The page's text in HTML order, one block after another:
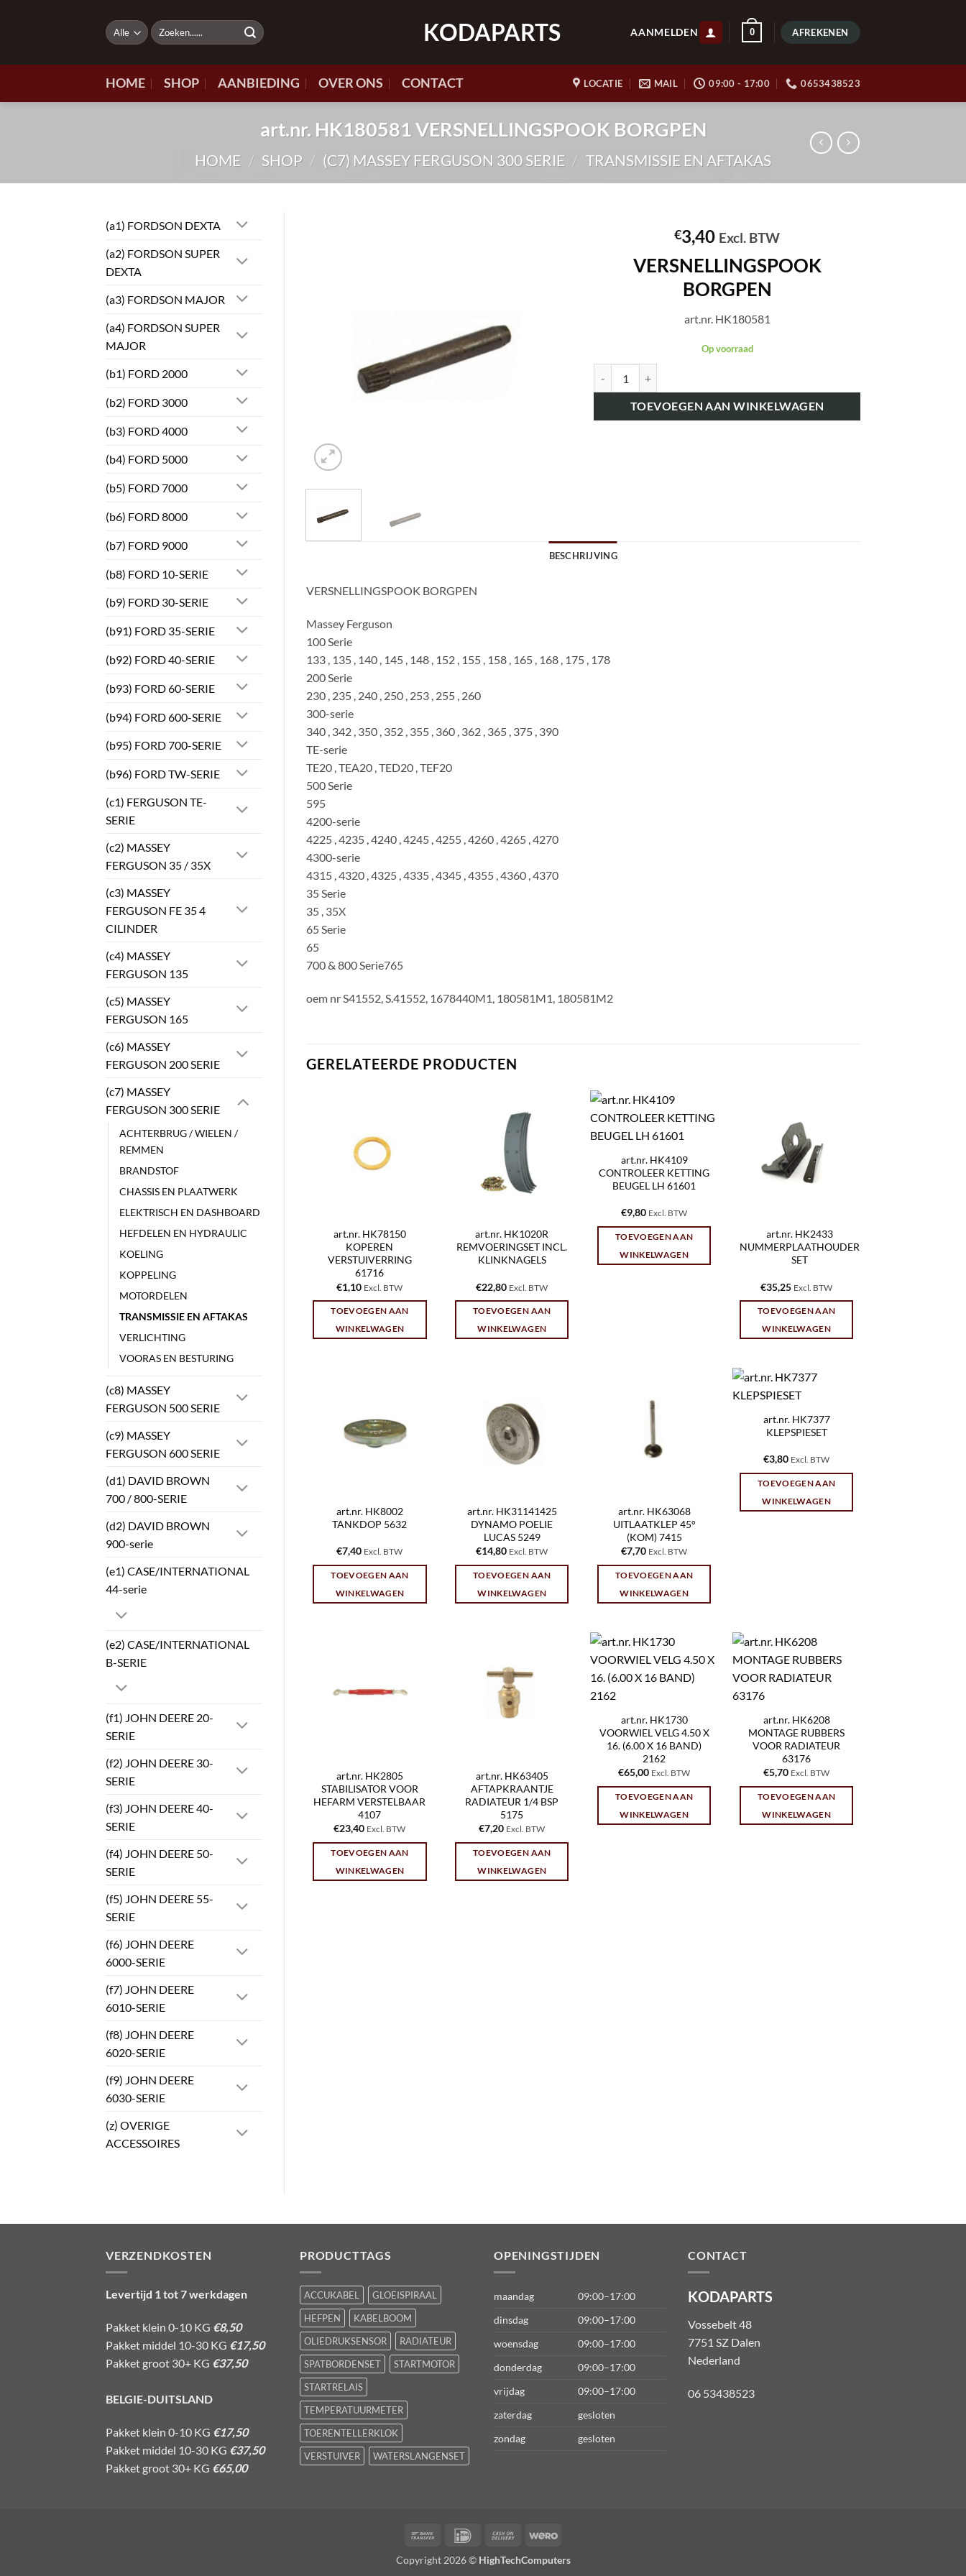
KODAPARTS
Zoeken
naar:
AANMELDEN 0 AFREKENEN
HOME SHOP AANBIEDING OVER ONS CONTACT LOCATIE MAIL 09:00 - 17:00 0653438523
art.nr. HK180581 VERSNELLINGSPOOK BORGPEN
HOME / SHOP / (C7) MASSEY FERGUSON 300 SERIE / TRANSMISSIE EN AFTAKAS
(a1) FORDSON DEXTA
(a2) FORDSON SUPER
DEXTA
(a3) FORDSON MAJOR
(a4) FORDSON SUPER
MAJOR
(b1) FORD 2000
(b2) FORD 3000
(b3) FORD 4000
(b4) FORD 5000
(b5) FORD 7000
(b6) FORD 8000
(b7) FORD 9000
(b8) FORD 10-SERIE
(b9) FORD 30-SERIE
(b91) FORD 35-SERIE
(b92) FORD 40-SERIE
(b93) FORD 60-SERIE
(b94) FORD 600-SERIE
(b95) FORD 700-SERIE
(b96) FORD TW-SERIE
(c1) FERGUSON TE-
SERIE
(c2) MASSEY
FERGUSON 35 / 35X
(c3) MASSEY
FERGUSON FE 35 4
CILINDER
(c4) MASSEY
FERGUSON 135
(c5) MASSEY
FERGUSON 165
(c6) MASSEY
FERGUSON 200 SERIE
(c7) MASSEY
FERGUSON 300 SERIE
ACHTERBRUG / WIELEN /
REMMEN
BRANDSTOF
CHASSIS EN PLAATWERK
ELEKTRISCH EN DASHBOARD
HEFDELEN EN HYDRAULIC
KOELING
KOPPELING
MOTORDELEN
TRANSMISSIE EN AFTAKAS
VERLICHTING
VOORAS EN BESTURING
(c8) MASSEY
FERGUSON 500 SERIE
(c9) MASSEY
FERGUSON 600 SERIE
(d1) DAVID BROWN
700 / 800-SERIE
(d2) DAVID BROWN
900-serie
(e1) CASE/INTERNATIONAL
44-serie
(e2) CASE/INTERNATIONAL
B-SERIE
(f1) JOHN DEERE 20-
SERIE
(f2) JOHN DEERE 30-
SERIE
(f3) JOHN DEERE 40-
SERIE
(f4) JOHN DEERE 50-
SERIE
(f5) JOHN DEERE 55-
SERIE
(f6) JOHN DEERE
6000-SERIE
(f7) JOHN DEERE
6010-SERIE
(f8) JOHN DEERE
6020-SERIE
(f9) JOHN DEERE
6030-SERIE
(z) OVERIGE
ACCESSOIRES
€3,40 Excl. BTW
VERSNELLINGSPOOK
BORGPEN
art.nr. HK180581
Op voorraad
TOEVOEGEN AAN WINKELWAGEN
BESCHRIJVING
VERSNELLINGSPOOK BORGPEN
Massey Ferguson
100 Serie
133 , 135 , 140 , 145 , 148 , 152 , 155 , 158 , 165 , 168 , 175 , 178
200 Serie
230 , 235 , 240 , 250 , 253 , 255 , 260
300-serie
340 , 342 , 350 , 352 , 355 , 360 , 362 , 365 , 375 , 390
TE-serie
TE20 , TEA20 , TED20 , TEF20
500 Serie
595
4200-serie
4225 , 4235 , 4240 , 4245 , 4255 , 4260 , 4265 , 4270
4300-serie
4315 , 4320 , 4325 , 4335 , 4345 , 4355 , 4360 , 4370
35 Serie
35 , 35X
65 Serie
65
700 & 800 Serie765
oem nr S41552, S.41552, 1678440M1, 180581M1, 180581M2
GERELATEERDE PRODUCTEN
art.nr. HK78150
KOPEREN
VERSTUIVERRING
61716
€1,10 Excl. BTW
TOEVOEGEN AAN
WINKELWAGEN
art.nr. HK1020R
REMVOERINGSET INCL.
KLINKNAGELS
€22,80 Excl. BTW
TOEVOEGEN AAN
WINKELWAGEN
art.nr. HK4109
CONTROLEER KETTING
BEUGEL LH 61601
€9,80 Excl. BTW
TOEVOEGEN AAN
WINKELWAGEN
art.nr. HK2433
NUMMERPLAATHOUDER
SET
€35,25 Excl. BTW
TOEVOEGEN AAN
WINKELWAGEN
art.nr. HK8002
TANKDOP 5632
€7,40 Excl. BTW
TOEVOEGEN AAN
WINKELWAGEN
art.nr. HK31141425
DYNAMO POELIE
LUCAS 5249
€14,80 Excl. BTW
TOEVOEGEN AAN
WINKELWAGEN
art.nr. HK63068
UITLAATKLEP 45°
(KOM) 7415
€7,70 Excl. BTW
TOEVOEGEN AAN
WINKELWAGEN
art.nr. HK7377
KLEPSPIESET
€3,80 Excl. BTW
TOEVOEGEN AAN
WINKELWAGEN
art.nr. HK2805
STABILISATOR VOOR
HEFARM VERSTELBAAR
4107
€23,40 Excl. BTW
TOEVOEGEN AAN
WINKELWAGEN
art.nr. HK63405
AFTAPKRAANTJE
RADIATEUR 1/4 BSP
5175
€7,20 Excl. BTW
TOEVOEGEN AAN
WINKELWAGEN
art.nr. HK1730
VOORWIEL VELG 4.50 X
16. (6.00 X 16 BAND)
2162
€65,00 Excl. BTW
TOEVOEGEN AAN
WINKELWAGEN
art.nr. HK6208
MONTAGE RUBBERS
VOOR RADIATEUR
63176
€5,70 Excl. BTW
TOEVOEGEN AAN
WINKELWAGEN
VERZENDKOSTEN
Levertijd 1 tot 7 werkdagen
Pakket klein 0-10 KG €8,50
Pakket middel 10-30 KG €17,50
Pakket groot 30+ KG €37,50
BELGIE-DUITSLAND
Pakket klein 0-10 KG €17,50
Pakket middel 10-30 KG €37,50
Pakket groot 30+ KG €65,00
PRODUCTTAGS
ACCUKABEL
GLOEISPIRAAL
HEFPEN
KABELBOOM
OLIEDRUKSENSOR
RADIATEUR
SPATBORDENSET
STARTMOTOR
STARTRELAIS
TEMPERATUURMETER
TOERENTELLERKLOK
VERSTUIVER
WATERSLANGENSET
OPENINGSTIJDEN
maandag
09:00–17:00
dinsdag
09:00–17:00
woensdag
09:00–17:00
donderdag
09:00–17:00
vrijdag
09:00–17:00
zaterdag
gesloten
zondag
gesloten
CONTACT
KODAPARTS
Vossebelt 48
7751 SZ Dalen
Nederland
06 53438523
Bank
IDeal
Cash
Delivery
Wero
Copyright 2026 © HighTechComputers